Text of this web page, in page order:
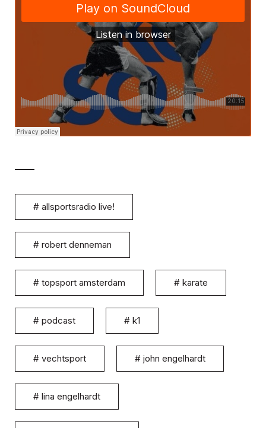
# allsportsradio live!
# robert denneman
# topsport amsterdam # karate
# podcast # k1
# vechtsport # john engelhardt
# lina engelhardt